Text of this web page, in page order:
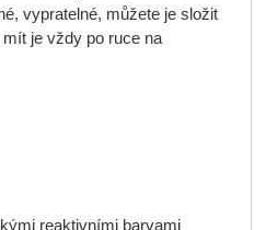
vypratelné, můžete je složit
je vždy po ruce na
reaktivními barvami